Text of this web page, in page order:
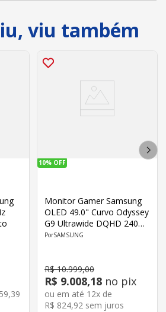
viu também
59,39
10% OFF
Monitor Gamer Samsung
OLED 49.0" Curvo Odyssey
G9 Ultrawide DQHD 240Hz
PrataSAMSUNG
R$ 10.999,00
R$ 9.008,18 no pix
ou em até 12x de
R$ 824,92 sem juros